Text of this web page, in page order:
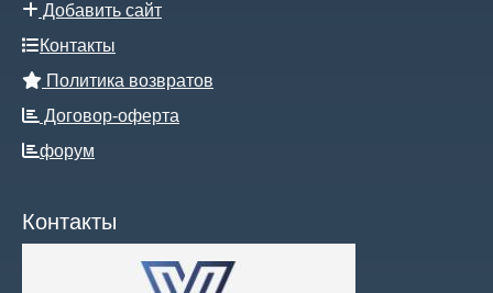
Добавить сайт
Контакты
Политика возвратов
Договор-оферта
форум
Контакты